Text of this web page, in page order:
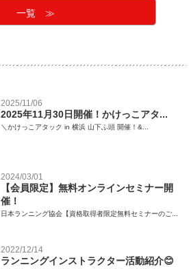
一覧 ≫
2025/11/06
2025年11月30日開催！かけっこアタ...
＼かけっこアタック in 横浜 山下ふ頭 開催！&...
2024/03/01
【会員限定】無料オンラインセミナー開
催！
日本ランニング協会【資格取得者限定無料セミナーのご...
2022/12/14
ランニングインストラクター活動紹介😊